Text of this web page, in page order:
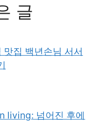
글
집 백년손님 서서
living: 넘어진 후에